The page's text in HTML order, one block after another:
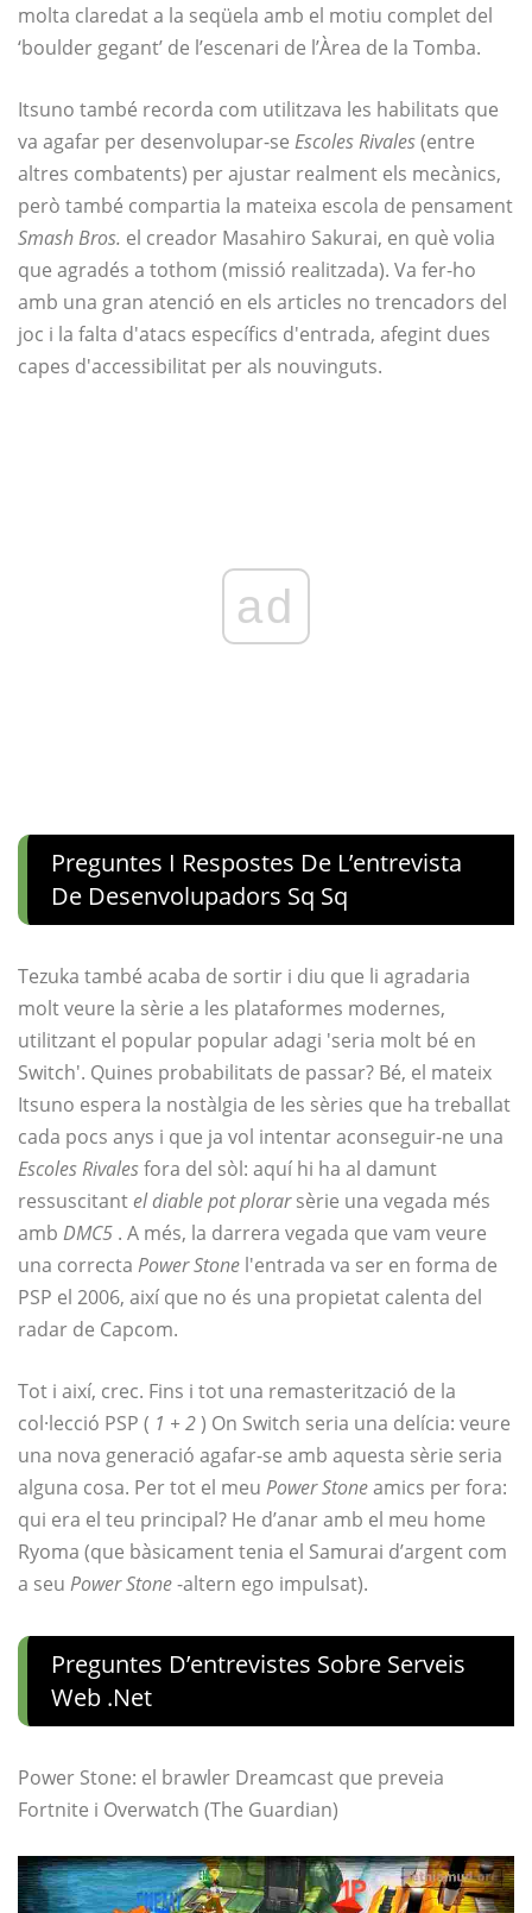
molta claredat a la seqüela amb el motiu complet del
‘boulder gegant’ de l’escenari de l’Àrea de la Tomba.
Itsuno també recorda com utilitzava les habilitats que
va agafar per desenvolupar-se Escoles Rivales(entre
altres combatents) per ajustar realment els mecànics,
però també compartia la mateixa escola de pensament
Smash Bros. el creador Masahiro Sakurai, en què volia
que agradés a tothom (missió realitzada). Va fer-ho
amb una gran atenció en els articles no trencadors del
joc i la falta d'atacs específics d'entrada, afegint dues
capes d'accessibilitat per als nouvinguts.
ad
Preguntes I Respostes De L’entrevista
De Desenvolupadors Sq Sq
Tezuka també acaba de sortir i diu que li agradaria
molt veure la sèrie a les plataformes modernes,
utilitzant el popular popular adagi 'seria molt bé en
Switch'. Quines probabilitats de passar? Bé, el mateix
Itsuno espera la nostàlgia de les sèries que ha treballat
cada pocs anys i que ja vol intentar aconseguir-ne una
Escoles Rivalesfora del sòl: aquí hi ha al damunt
ressuscitantel diable pot plorarsèrie una vegada més
amb DMC5 . A més, la darrera vegada que vam veure
una correcta Power Stone l'entrada va ser en forma de
PSP el 2006, així que no és una propietat calenta del
radar de Capcom.
Tot i així, crec. Fins i tot una remasterització de la
col·lecció PSP ( 1 + 2) On Switch seria una delícia: veure
una nova generació agafar-se amb aquesta sèrie seria
alguna cosa. Per tot el meu Power Stoneamics per fora:
qui era el teu principal? He d’anar amb el meu home
Ryoma (que bàsicament tenia el Samurai d’argent com
a seu Power Stone-altern ego impulsat).
Preguntes D’entrevistes Sobre Serveis
Web .net
Power Stone: el brawler Dreamcast que preveia
Fortnite i Overwatch (The Guardian)